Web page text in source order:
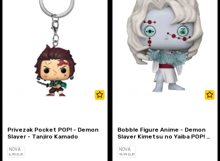
Privezak Pocket POP! - Demon
Slayer - Tanjiro Kamado
NOVA
8,99 EUR
Bobble Figure Anime - Demon
Slayer Kimetsu no Yaiba POP! -
NOVA
19,99 EUR